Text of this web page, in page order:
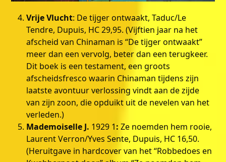
Vrije Vlucht: De tijger ontwaakt, Taduc/Le
Tendre, Dupuis, HC 29,95. (Vijftien jaar na het
afscheid van Chinaman is “De tijger ontwaakt”
meer dan een vervolg, beter dan een terugkeer.
Dit boek is een testament, een groots
afscheidsfresco waarin Chinaman tijdens zijn
laatste avontuur verlossing vindt aan de zijde
van zijn zoon, die opduikt uit de nevelen van het
verleden.)
Mademoiselle J. 1929 1: Ze noemden hem rooie,
Laurent Verron/Yves Sente, Dupuis, HC 16,50.
(Heruitgave in hardcover van het “Robbedoes en